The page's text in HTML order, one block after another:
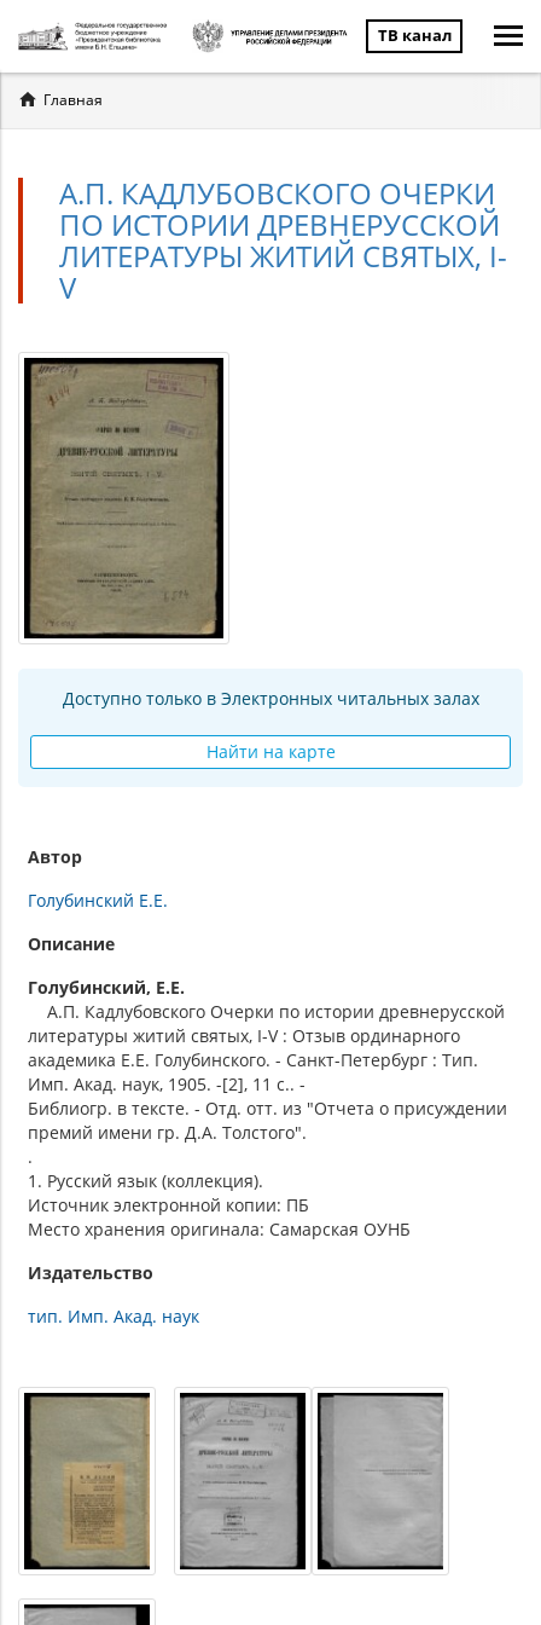
ТВ канал
Вы
здесь
Главная
А.П. КАДЛУБОВСКОГО ОЧЕРКИ
ПО ИСТОРИИ ДРЕВНЕРУССКОЙ
ЛИТЕРАТУРЫ ЖИТИЙ СВЯТЫХ, I-
V
Доступно только в Электронных читальных залах
Найти на карте
Автор
Голубинский Е.Е.
Описание
Голубинский, Е.Е.
А.П. Кадлубовского Очерки по истории древнерусской
литературы житий святых, I-V : Отзыв ординарного
академика Е.Е. Голубинского. - Санкт-Петербург : Тип.
Имп. Акад. наук, 1905. -[2], 11 с.. -
Библиогр. в тексте. - Отд. отт. из "Отчета о присуждении
премий имени гр. Д.А. Толстого".
.
1. Русский язык (коллекция).
Источник электронной копии: ПБ
Место хранения оригинала: Самарская ОУНБ
Издательство
тип. Имп. Акад. наук